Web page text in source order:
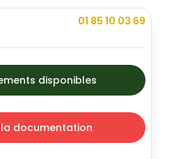
terrains viabilisés de
assortis d'espaces
accueillante et
cette incroyable
votre rêve dans l'une
de la région.
ville dynamique avec une
01 85 10 03 69
disponibles
documentation